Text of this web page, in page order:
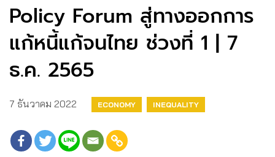
Policy Forum สู่ทางออกการ
แก้หนี้แก้จนไทย ช่วงที่ 1 | 7
ธ.ค. 2565
7 ธันวาคม 2022 ECONOMY INEQUALITY